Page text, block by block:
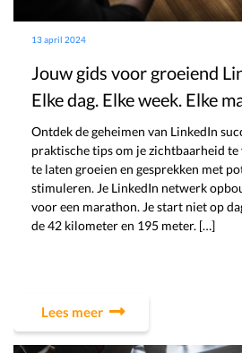
13 april 2024
Jouw gids voor groeiend
Elke dag. Elke week. Elke
Ontdek de geheimen van LinkedIn
praktische tips om je zichtbaarheid
te laten groeien en gesprekken met
stimuleren. Je LinkedIn netwerk
voor een marathon. Je start niet op
de 42 kilometer en 195 meter. […]
Lees meer